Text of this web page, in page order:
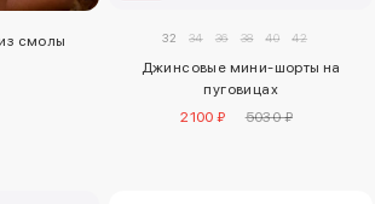
смолы
32 34 36 38 40 42
Джинсовые мини-шорты на
пуговицах
2100 ₽
5030 ₽